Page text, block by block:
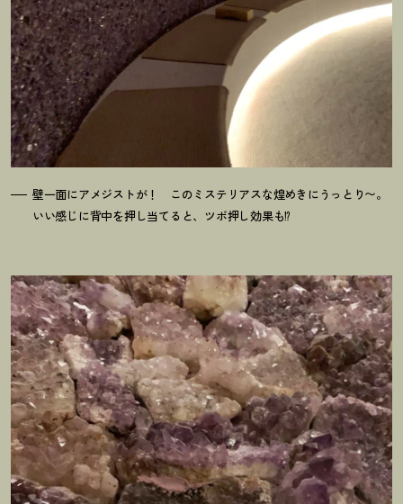
壁一面にアメジストが！
このミステリアスな煌めきにうっとり〜。
いい感じに背中を押し当てると、ツボ押し効果も⁉︎